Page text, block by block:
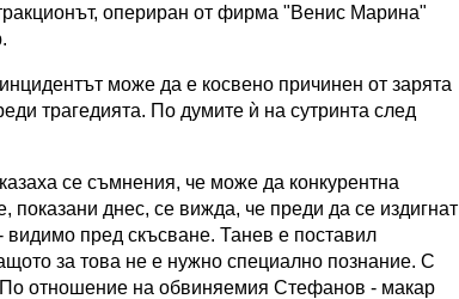
опериран от фирма "Венис Марина"
може да е косвено причинен от зарята
трагедията. По думите ѝ на сутринта след
се съмнения, че може да конкурентна
днес, се вижда, че преди да се издигнат
видимо пред скъсване. Танев е поставил
за това не е нужно специално познание. С
отношение на обвиняемия Стефанов - макар